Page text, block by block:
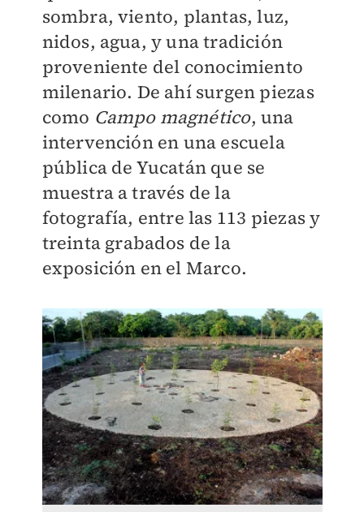
sombra, viento, plantas, luz,
nidos, agua, y una tradición
proveniente del conocimiento
milenario. De ahí surgen piezas
como Campo magnético, una
intervención en una escuela
pública de Yucatán que se
muestra a través de la
fotografía, entre las 113 piezas y
treinta grabados de la
exposición en el Marco.